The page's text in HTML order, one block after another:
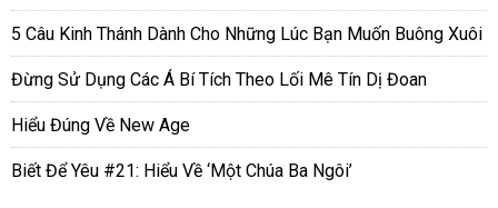
5 Câu Kinh Thánh Dành Cho Những Lúc Bạn Muốn Buông Xuôi
Đừng Sử Dụng Các Á Bí Tích Theo Lối Mê Tín Dị Đoan
Hiểu Đúng Về New Age
Biết Để Yêu #21: Hiểu Về ‘Một Chúa Ba Ngôi’